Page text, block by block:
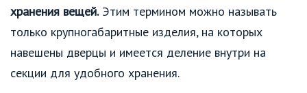
хранения вещей.Этим термином можно называть
только крупногабаритные изделия, на которых
навешены дверцы и имеется деление внутри на
секции для удобного хранения.